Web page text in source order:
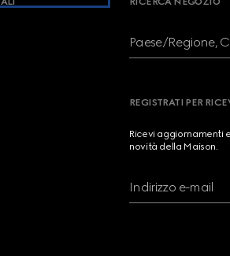
Paese/Regione,
REGISTRATI PER
Ricevi aggiornamenti
novità della Maison.
Indirizzo e-mail